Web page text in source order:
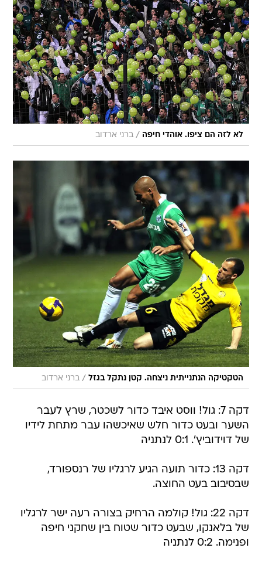
לא לזה הם ציפו. אוהדי חיפה / ברני ארדוב
הטקטיקה הנתנייתית ניצחה. קטן נתקל בגזל / ברני ארדוב
דקה 7: גול! ווסט איבד כדור לשכטר, שרץ לעבר
השער ובעט כדור חלש שאיכשהו עבר מתחת לידיו
של דוידוביץ'. 0:1 לנתניה
דקה 13: כדור תועה הגיע לרגליו של רנספורד,
שבסיבוב בעט החוצה.
דקה 22: גול! קולמה הרחיק בצורה רעה ישר לרגליו
של בלאנקו, שבעט כדור שטוח בין שחקני חיפה
ופנימה. 0:2 לנתניה